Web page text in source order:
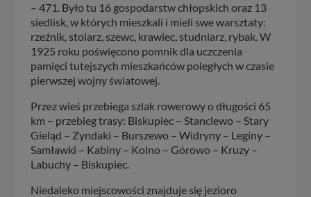
– 471. Było tu 16 gospodarstw chłopskich oraz 13
siedlisk, w których mieszkali i mieli swe warsztaty:
rzeźnik, stolarz, szewc, krawiec, studniarz, rybak. W
1925 roku poświęcono pomnik dla uczczenia
pamięci tutejszych mieszkańców poległych w czasie
pierwszej wojny światowej.
Przez wieś przebiega szlak rowerowy o długości 65
km – przebieg trasy: Biskupiec – Stanclewo – Stary
Gieląd – Zyndaki – Burszewo – Widryny – Leginy –
Samławki – Kabiny – Kolno – Górowo – Kruzy –
Labuchy – Biskupiec.
Niedaleko miejscowości znajduje się jezioro